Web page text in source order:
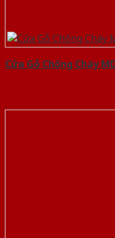
Cửa Gỗ Chống Cháy